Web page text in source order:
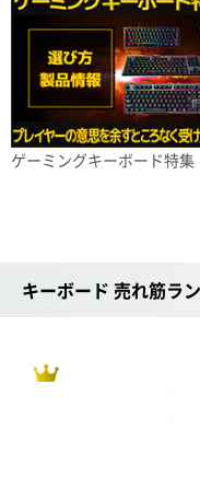
ゲーミングキーボード特集
キーボード 売れ筋ラ